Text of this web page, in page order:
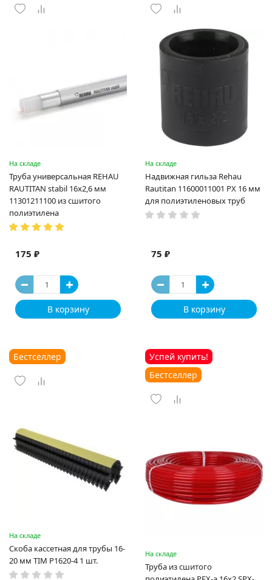
На складе
Труба универсальная REHAU
RAUTITAN stabil 16х2,6 мм
11301211100 из сшитого
полиэтилена
175 ₽
В корзину
На складе
Надвижная гильза Rehau
Rautitan 11600011001 PX 16 мм
для полиэтиленовых труб
75 ₽
В корзину
Бестселлер
На складе
Скоба кассетная для трубы 16-
20 мм TIM P1620-4 1 шт.
Успей купить!
Бестселлер
На складе
Труба из сшитого